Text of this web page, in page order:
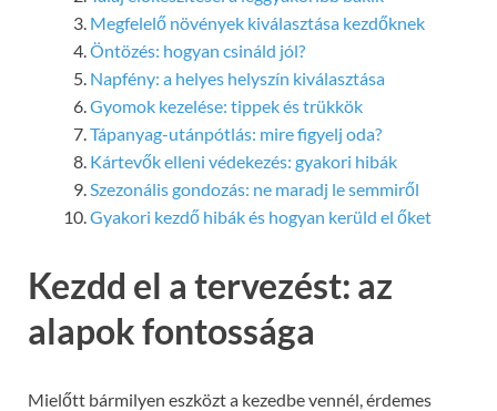
Megfelelő növények kiválasztása kezdőknek
Öntözés: hogyan csináld jól?
Napfény: a helyes helyszín kiválasztása
Gyomok kezelése: tippek és trükkök
Tápanyag-utánpótlás: mire figyelj oda?
Kártevők elleni védekezés: gyakori hibák
Szezonális gondozás: ne maradj le semmiről
Gyakori kezdő hibák és hogyan kerüld el őket
Kezdd el a tervezést: az
alapok fontossága
Mielőtt bármilyen eszközt a kezedbe vennél, érdemes